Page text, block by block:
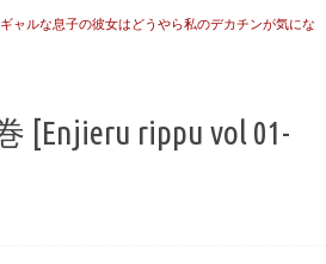
ャルな息子の彼女はどうやら私のデカチンが気にな
rippu vol 01-